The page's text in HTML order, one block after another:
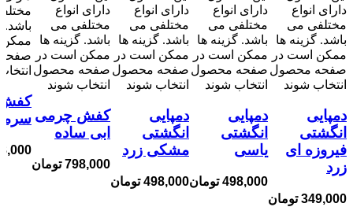
دارای انواع
مختلفی می
باشد. گزینه ها
ممکن است در
صفحه محصول
انتخاب شوند
دمپایی
انگشتی
فیروزه ای
زرد
349,000 تومان
دارای انواع
مختلفی می
باشد. گزینه ها
ممکن است در
صفحه محصول
انتخاب شوند
دمپایی
انگشتی
یاسی
498,000 تومان
دارای انواع
مختلفی می
باشد. گزینه ها
ممکن است در
صفحه محصول
انتخاب شوند
دمپایی
انگشتی
مشکی زرد
498,000 تومان
دارای انواع
مختلفی می
باشد. گزینه ها
ممکن است در
صفحه محصول
انتخاب شوند
کفش چرمی
ابی ساده
798,000 تومان
باشد.